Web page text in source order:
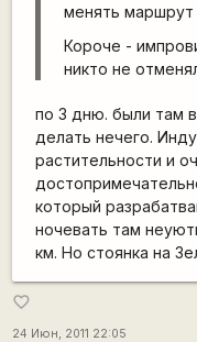
менять
Короче -
никто не
по 3 дню. были там
делать нечего.
растительности и
который
ночевать там
км. Но стоянка на
favorite_border
24 Июн, 2011 22:05